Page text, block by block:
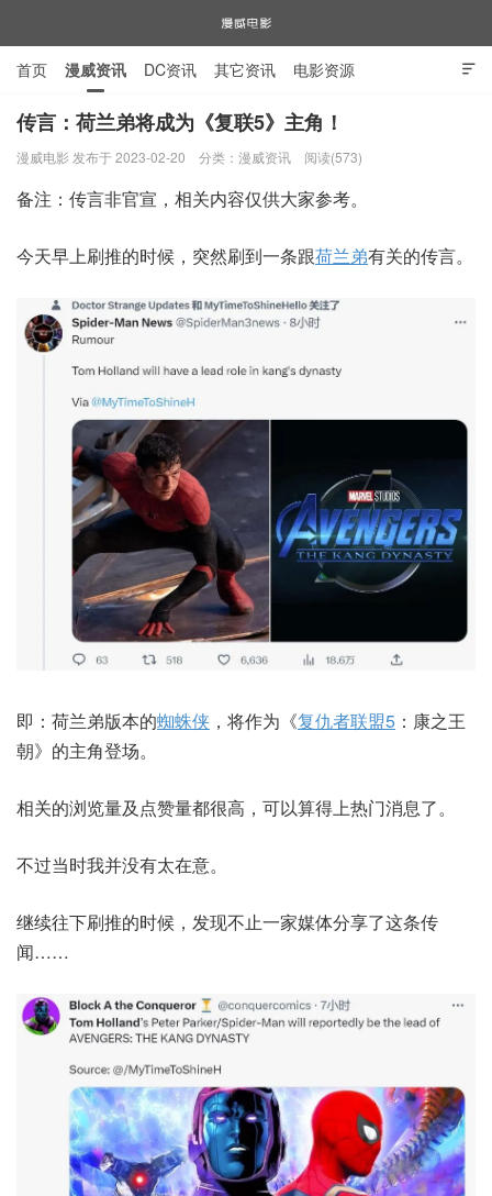

首页 漫威资讯 DC资讯 其它资讯 电影资源
电视剧资源 漫威图片
传言：荷兰弟将成为《复联5》主角！
漫威电影 发布于 2023-02-20 分类： 漫威资讯 阅读(573)
备注：传言非官宣，相关内容仅供大家参考。
今天早上刷推的时候，突然刷到一条跟荷兰弟有关的传言。
即：荷兰弟版本的蜘蛛侠 ，将作为《复仇者联盟5 ：康之王
朝》的主角登场。
相关的浏览量及点赞量都很高，可以算得上热门消息了。
不过当时我并没有太在意。
继续往下刷推的时候，发现不止一家媒体分享了这条传
闻……